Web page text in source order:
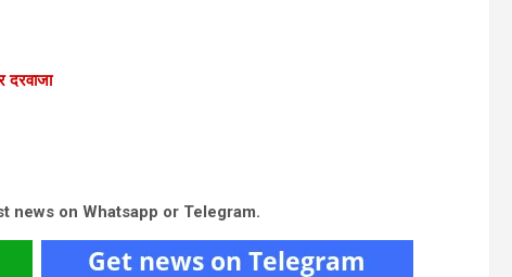
news on Whatsapp or Telegram.